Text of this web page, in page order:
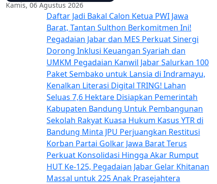
Kamis, 06 Agustus 2026
Daftar Jadi Bakal Calon Ketua PWI Jawa
Barat, Tantan Sulthon Berkomitmen Ini!
Pegadaian Jabar dan MES Perkuat Sinergi
Dorong Inklusi Keuangan Syariah dan
UMKM Pegadaian Kanwil Jabar Salurkan 100
Paket Sembako untuk Lansia di Indramayu,
Kenalkan Literasi Digital TRING! Lahan
Seluas 7,6 Hektare Disiapkan Pemerintah
Kabupaten Bandung Untuk Pembangunan
Sekolah Rakyat Kuasa Hukum Kasus YTR di
Bandung Minta JPU Perjuangkan Restitusi
Korban Partai Golkar Jawa Barat Terus
Perkuat Konsolidasi Hingga Akar Rumput
HUT Ke-125, Pegadaian Jabar Gelar Khitanan
Massal untuk 225 Anak Prasejahtera